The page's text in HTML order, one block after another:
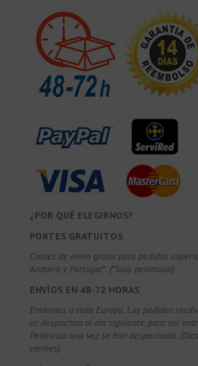
¿POR QUÉ ELEGIRNOS?
PORTES GRATUITOS
Costes de envío gratis para pedidos
Andorra y Portugal*. (*Solo península)
ENVÍOS EN 48-72 HORAS
Enviamos a toda Europa. Los pedidos
se despachan al día siguiente, para ser
Península una vez se han despachado.
viernes)